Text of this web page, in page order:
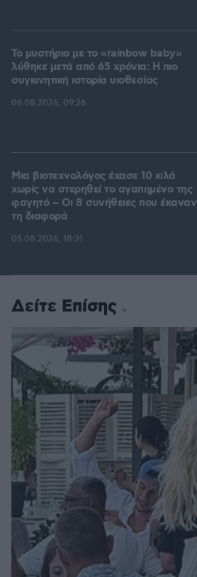
Το μυστήριο με το «rainbow baby»
λύθηκε μετά από 65 χρόνια: Η πιο
συγκινητική ιστορία υιοθεσίας
06.08.2026, 09:26
Μια βιοτεχνολόγος έχασε 10 κιλά
χωρίς να στερηθεί το αγαπημένο της
φαγητό – Οι 8 συνήθειες που έκαναν
τη διαφορά
05.08.2026, 18:31
Δείτε Επίσης